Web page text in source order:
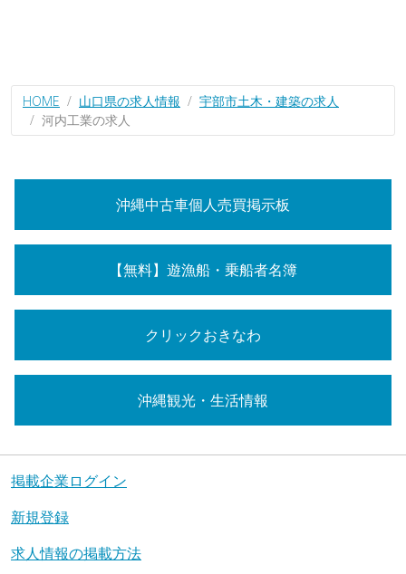
HOME 山口県の求人情報
宇部市土木・建築の求人
河内工業の求人
沖縄中古車個人売買掲示板
【無料】遊漁船・乗船者名簿
クリックおきなわ
沖縄観光・生活情報
掲載企業ログイン
新規登録
求人情報の掲載方法